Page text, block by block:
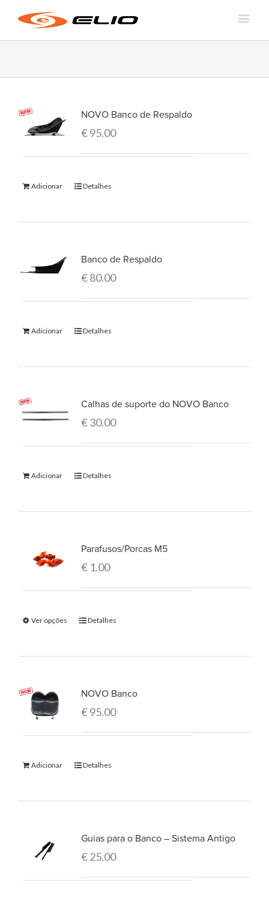
NOVO Banco de Respaldo
€95.00
Adicionar Detalhes
Banco de Respaldo
€80.00
Adicionar Detalhes
Calhas de suporte do NOVO Banco
€30.00
Adicionar Detalhes
Parafusos/Porcas M5
€1.00
Ver opções Detalhes
NOVO Banco
€95.00
Adicionar Detalhes
Guias para o Banco – Sistema Antigo
€25.00